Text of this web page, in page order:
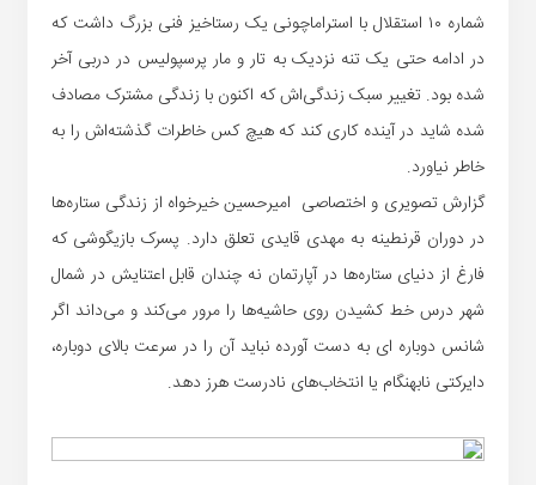
شماره ۱۰ استقلال با استراماچونی یک رستاخیز فنی بزرگ داشت که
در‌ ادامه حتی یک تنه نزدیک به تار و مار پرسپولیس در دربی آخر
شده بود. تغییر سبک زندگی‌اش که اکنون با زندگی مشترک مصادف
شده شاید در آینده کاری کند که هیچ کس خاطرات گذشته‌اش را به
خاطر نیاورد.
گزارش تصویری و اختصاصی امیرحسین خیرخواه از زندگی ستاره‌ها
در دوران قرنطینه به مهدی قایدی تعلق دارد. پسرک بازیگوشی که
فارغ از دنیای ستاره‌ها در آپارتمان نه چندان قابل اعتنایش در شمال
شهر درس خط کشیدن روی حاشیه‌ها را مرور می‌کند و می‌داند اگر
شانس دوباره ای به دست آورده نباید آن را در سرعت بالای دوباره،
دایرکتی نابهنگام یا انتخاب‌های نادرست هرز دهد.